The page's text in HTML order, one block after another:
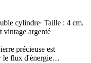
cylindre∙ Taille : 4 cm.
vintage argenté
précieuse est
le flux d'énergie…